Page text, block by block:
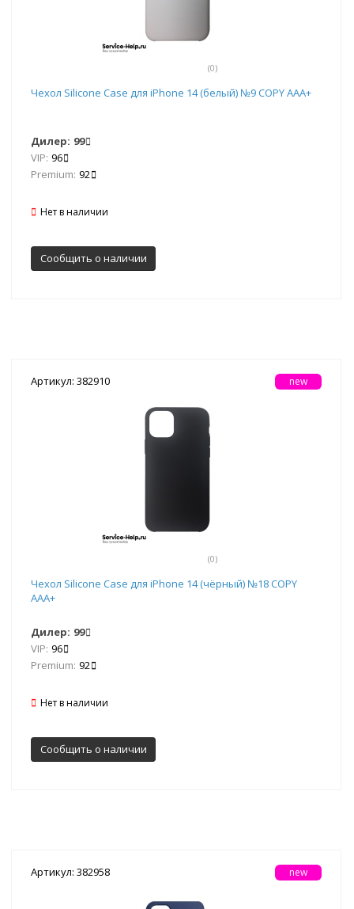
(0)
Чехол Silicone Case для iPhone 14 (белый) №9 COPY AAA+
Дилер: 99
VIP: 96
Premium: 92
Нет в наличии
Сообщить о наличии
Артикул: 382910
(0)
new
Чехол Silicone Case для iPhone 14 (чёрный) №18 COPY
AAA+
Дилер: 99
VIP: 96
Premium: 92
Нет в наличии
Сообщить о наличии
Артикул: 382958 new